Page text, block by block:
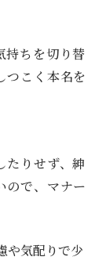
持ちを切り替
つこく本名を
たりせず、紳
ので、マナー
や気配りで少